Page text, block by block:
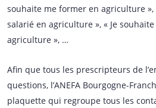
souhaite me former en agriculture »,
salarié en agriculture », « Je
agriculture », …
Afin que tous les prescripteurs de
questions, l’ANEFA Bourgogne-
plaquette qui regroupe tous les